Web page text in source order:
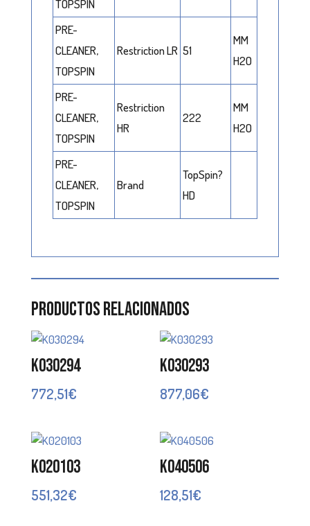
TOPSPIN
PRE-
CLEANER,
TOPSPIN
Restriction LR 51
MM
H2O
PRE-
CLEANER,
TOPSPIN
Restriction
HR
222
MM
H2O
PRE-
CLEANER,
TOPSPIN
Brand
TopSpin?
HD
Productos relacionados
K030294
772,51€
K030293
877,06€
K020103
551,32€
K040506
128,51€